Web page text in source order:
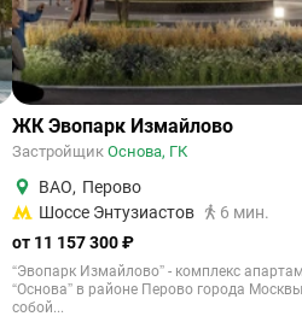
ЖК Эвопарк Измайлово
Застройщик Основа, ГК
ВАО, Перово
Шоссе Энтузиастов
6 мин.
от 11 157 300 ₽
“Эвопарк Измайлово” - комплекс
“Основа” в районе Перово города
собой...